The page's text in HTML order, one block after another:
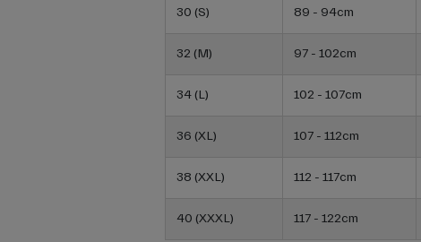
30 (S) 89 - 94cm
32 (M) 97 - 102cm
34 (L) 102 - 107cm
36 (XL) 107 - 112cm
38 (XXL) 112 - 117cm
40 (XXXL) 117 - 122cm